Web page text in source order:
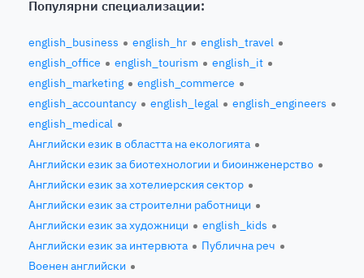
Популярни специализации:
english_business english_hr
english_travel
english_office
english_tourism
english_it
english_marketing
english_commerce
english_accountancy
english_legal
english_engineers
english_medical
Английски език в областта на екологията
Английски език за биотехнологии и биоинженерство
Английски език за хотелиерския сектор
Английски език за строителни работници
Английски език за художници
english_kids
Английски език за интервюта
Публична реч
Военен английски